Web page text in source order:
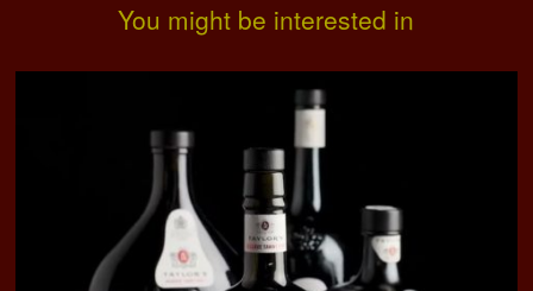
You might be interested in